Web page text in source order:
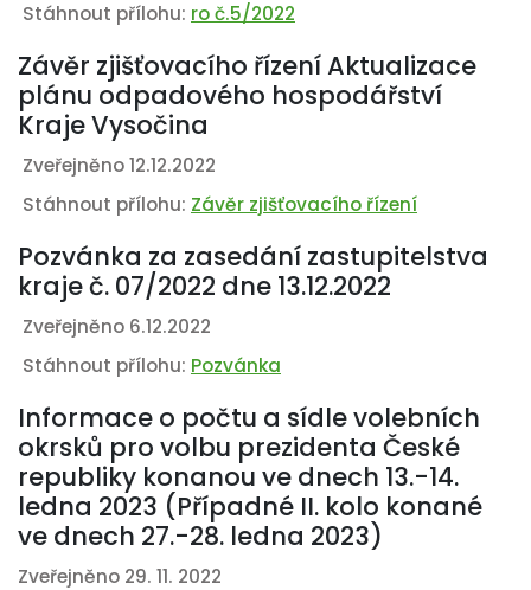
Stáhnout přílohu: ro č.5/2022
Závěr zjišťovacího řízení Aktualizace
plánu odpadového hospodářství
Kraje Vysočina
Zveřejněno 12.12.2022
Stáhnout přílohu: Závěr zjišťovacího řízení
Pozvánka za zasedání zastupitelstva
kraje č. 07/2022 dne 13.12.2022
Zveřejněno 6.12.2022
Stáhnout přílohu: Pozvánka
Informace o počtu a sídle volebních
okrsků pro volbu prezidenta České
republiky konanou ve dnech 13.-14.
ledna 2023 (Případné II. kolo konané
ve dnech 27.-28. ledna 2023)
Zveřejněno 29. 11. 2022